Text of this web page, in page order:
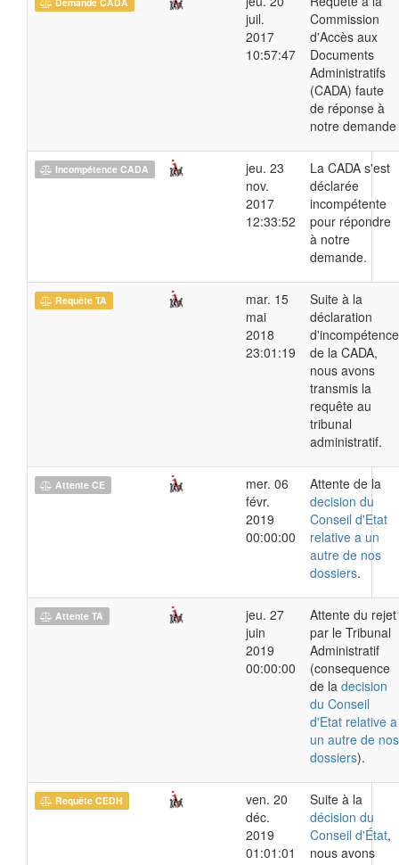
juil.
2017
10:57:47
Commission
d'Accès aux
Documents
Administratifs
(CADA) faute
de réponse à
notre demande
Incompétence CADA
jeu. 23
nov.
2017
12:33:52
La CADA s'est
déclarée
incompétente
pour répondre
à notre
demande.
Requête TA
mar. 15
mai
2018
23:01:19
Suite à la
déclaration
d'incompétence
de la CADA,
nous avons
transmis la
requête au
tribunal
administratif.
Attente CE
mer. 06
févr.
2019
00:00:00
Attente de la
decision du
Conseil d'Etat
relative a un
autre de nos
dossiers.
Attente TA
jeu. 27
juin
2019
00:00:00
Attente du rejet
par le Tribunal
Administratif
(consequence
de la decision
du Conseil
d'Etat relative a
un autre de nos
dossiers).
Requête CEDH
ven. 20
déc.
2019
01:01:01
Suite à la
décision du
Conseil d'État,
nous avons